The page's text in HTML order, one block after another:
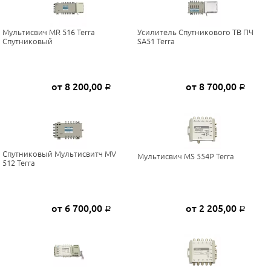
Мультисвич MR 516 Terra
Спутниковый
от 8 200,00 Р
Усилитель Спутникового ТВ ПЧ
SA51 Terra
от 8 700,00 Р
Спутниковый Мультисвитч MV
512 Terra
от 6 700,00 Р
Мультисвич MS 554P Terra
от 2 205,00 Р